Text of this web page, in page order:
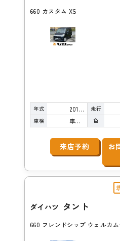
660 カスタム XS
年式 2015年 走行
車検 車検整備付 色
来店予約
お
ダイハツ タント
660 フレンドシップ ウェルカ